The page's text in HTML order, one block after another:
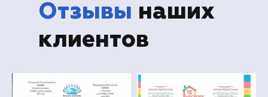
Отзывы наших
клиентов